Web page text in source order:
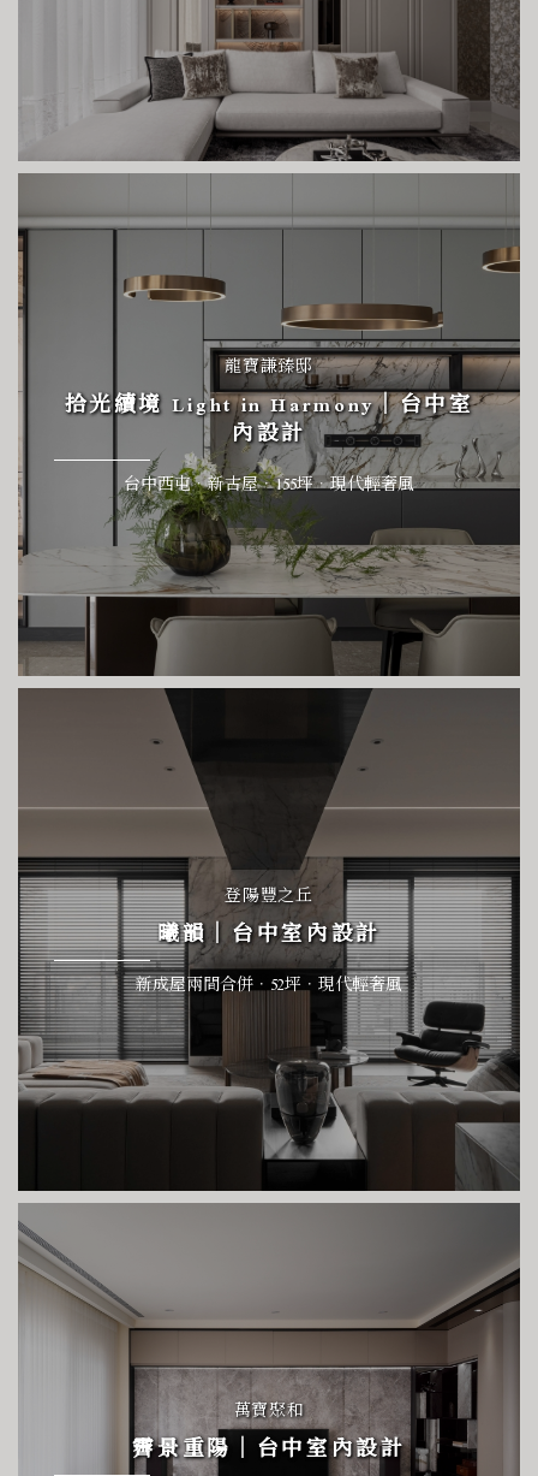
龍寶謙臻邸
拾光續境 Light in Harmony｜台中室
內設計
台中西屯．新古屋．155坪．現代輕奢風
登陽豐之丘
曦韻｜台中室內設計
新成屋兩間合併．52坪．現代輕奢風
萬寶聚和
霽景重陽｜台中室內設計